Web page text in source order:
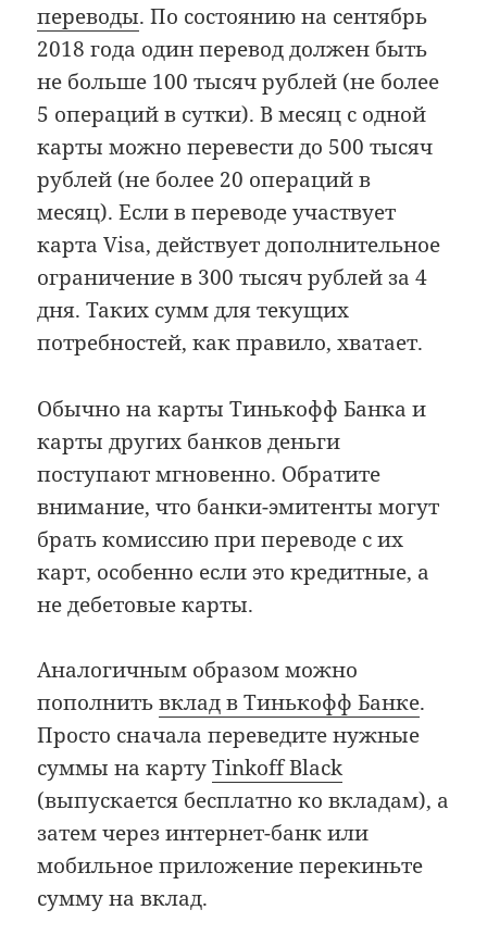
переводы. По состоянию на сентябрь
2018 года один перевод должен быть
не больше 100 тысяч рублей (не более
5 операций в сутки). В месяц с одной
карты можно перевести до 500 тысяч
рублей (не более 20 операций в
месяц). Если в переводе участвует
карта Visa, действует дополнительное
ограничение в 300 тысяч рублей за 4
дня. Таких сумм для текущих
потребностей, как правило, хватает.
Обычно на карты Тинькофф Банка и
карты других банков деньги
поступают мгновенно. Обратите
внимание, что банки-эмитенты могут
брать комиссию при переводе с их
карт, особенно если это кредитные, а
не дебетовые карты.
Аналогичным образом можно
пополнитьвклад в Тинькофф Банке.
Просто сначала переведите нужные
суммы на картуTinkoff Black
(выпускается бесплатно ко вкладам), а
затем через интернет-банк или
мобильное приложение перекиньте
сумму на вклад.